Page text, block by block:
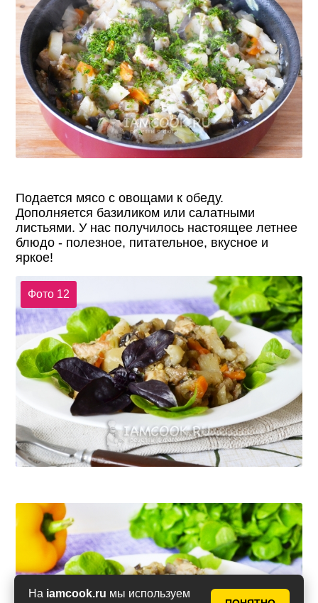
На iamcook.ru мы используем
Подается мясо с овощами к обеду.
Дополняется базиликом или салатными
листьями. У нас получилось настоящее летнее
блюдо - полезное, питательное, вкусное и
яркое!
Фото 12